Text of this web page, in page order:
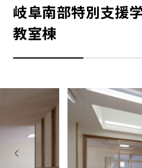
岐阜南部特別支援
教室棟